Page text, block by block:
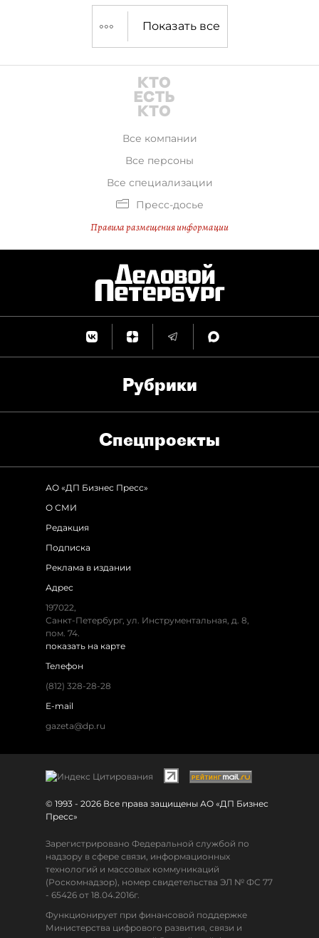
Показать все
Все компании
Все персоны
Все специализации
Пресс-досье
Правила размещения информации
Рубрики
Спец­проекты
АО «ДП Бизнес Пресс»
О СМИ
Редакция
Подписка
Реклама в издании
Адрес
197022,
Санкт-Петербург, ул. Инструментальная, д. 8,
пом. 74.
показать на карте
Телефон
(812) 328-28-28
E-mail
gazeta@dp.ru
© 1993 - 2026 Все права защищены АО «ДП Бизнес
Пресс»
Зарегистрировано Федеральной службой по
надзору в сфере связи, информационных
технологий и массовых коммуникаций
(Роскомнадзор), номер свидетельства ЭЛ № ФС 77
- 65426 от 18.04.2016г.
Функционирует при финансовой поддержке
Министерства цифрового развития, связи и